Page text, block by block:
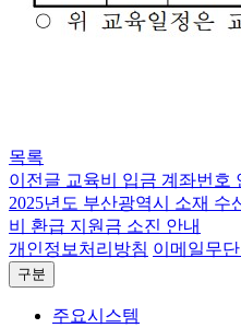
목록
이전글 교육비 입금 계좌번호
2025년도 부산광역시 소재 수
비 환급 지원금 소진 안내
개인정보처리방침 이메일무
구분
주요시스템